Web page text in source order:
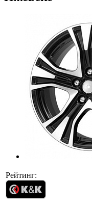
Рейтинг: